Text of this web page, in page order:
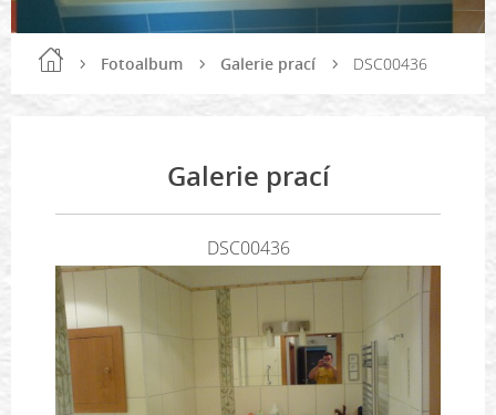
Fotoalbum Galerie prací DSC00436
Galerie prací
DSC00436